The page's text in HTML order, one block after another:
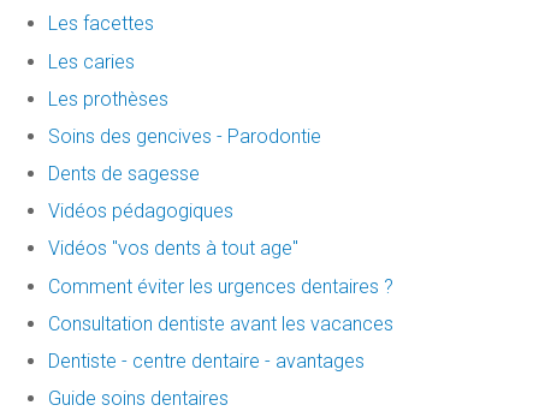
Les facettes
Les caries
Les prothèses
Soins des gencives - Parodontie
Dents de sagesse
Vidéos pédagogiques
Vidéos "vos dents à tout age"
Comment éviter les urgences dentaires ?
Consultation dentiste avant les vacances
Dentiste - centre dentaire - avantages
Guide soins dentaires